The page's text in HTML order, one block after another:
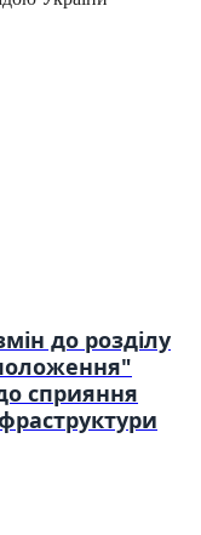
до розділу
сприяння